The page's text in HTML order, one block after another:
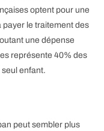
optent pour une
payer le traitement des
une dépense
représente 40% des
enfant.
peut sembler plus